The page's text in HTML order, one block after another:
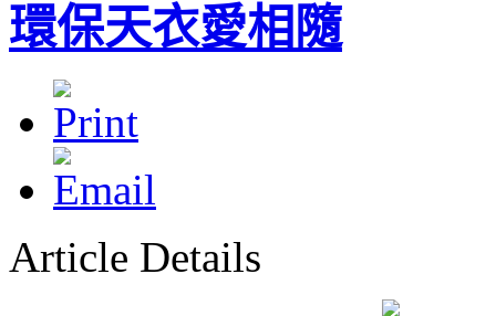
環保天衣愛相隨
Article Details